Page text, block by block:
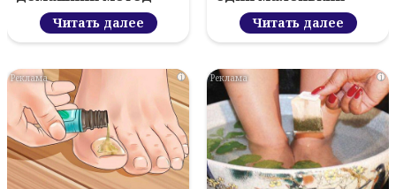
Читать далее
секрет
Читать далее
i i